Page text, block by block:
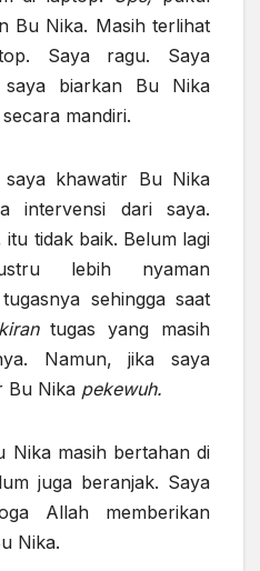
Bu Nika. Masih terlihat
Saya ragu. Saya
biarkan Bu Nika
mandiri.
saya khawatir Bu Nika
intervensi dari saya.
tidak baik. Belum lagi
lebih nyaman
sehingga saat
tugas yang masih
Namun, jika saya
Bu Nika pekewuh.
Nika masih bertahan di
juga beranjak. Saya
Allah memberikan
Nika.